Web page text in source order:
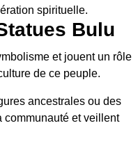
spirituelle.
Bulu
et jouent un rôle
de ce peuple.
ancestrales ou des
communauté et veillent